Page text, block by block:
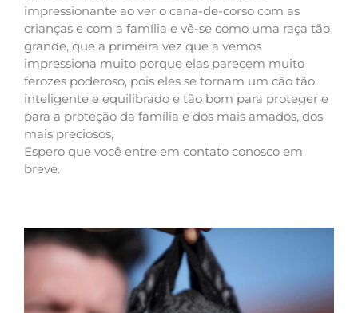
impressionante ao ver o cana-de-corso com as
crianças e com a família e vê-se como uma raça tão
grande, que a primeira vez que a vemos
impressiona muito porque elas parecem muito
ferozes poderoso, pois eles se tornam um cão tão
inteligente e equilibrado e tão bom para proteger e
para a proteção da família e dos mais amados, dos
mais preciosos,
Espero que você entre em contato conosco em
breve.